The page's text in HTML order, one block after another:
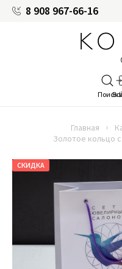
8 908 967-66-16
Главная
Золотое кольцо
СКИДКА